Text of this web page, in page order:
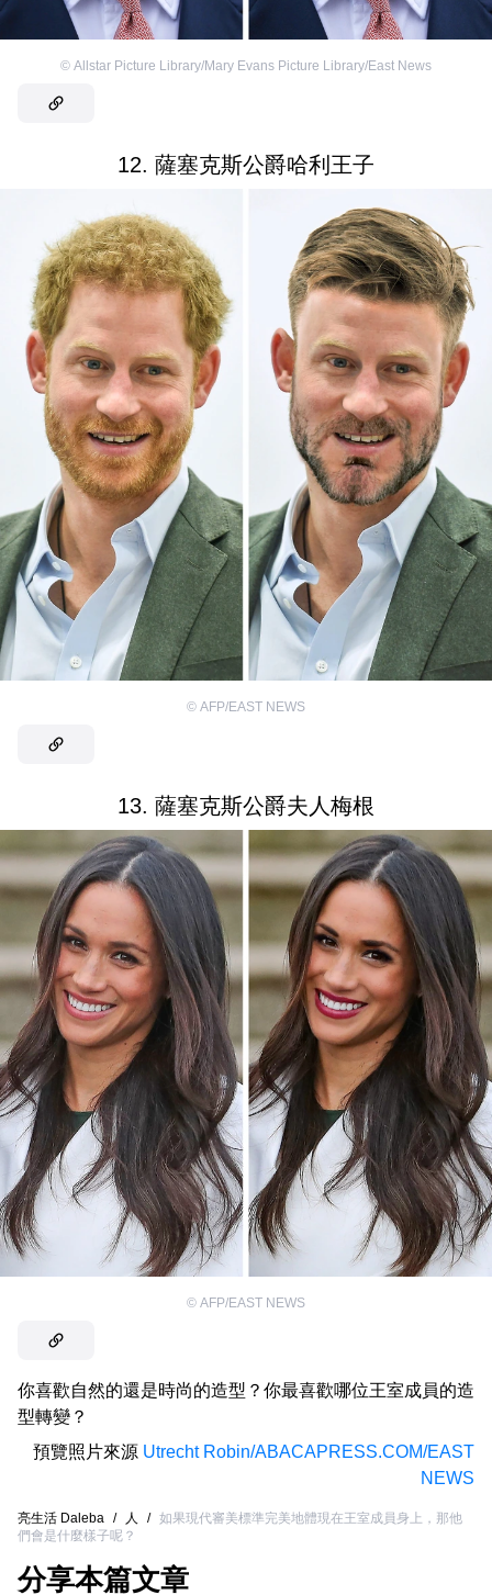
© Allstar Picture Library/Mary Evans Picture Library/East News
12. 薩塞克斯公爵哈利王子
© AFP/EAST NEWS
13. 薩塞克斯公爵夫人梅根
© AFP/EAST NEWS
你喜歡自然的還是時尚的造型？你最喜歡哪位王室成員的造
型轉變？
預覽照片來源 Utrecht Robin/ABACAPRESS.COM/EAST
NEWS
亮生活 Daleba / 人 / 如果現代審美標準完美地體現在王室成員身上，那他
們會是什麼樣子呢？
分享本篇文章